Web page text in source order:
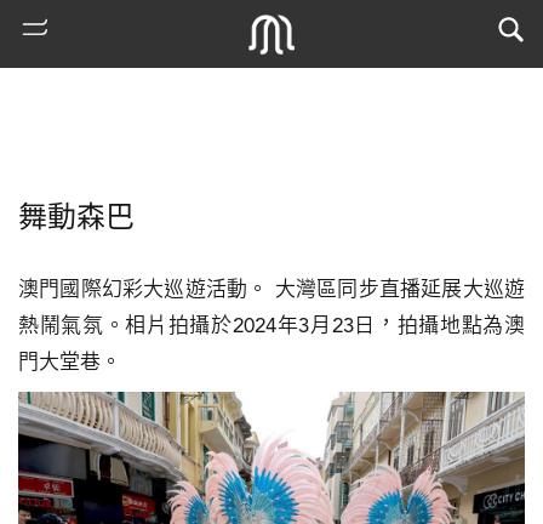
門
搜
索
古
舞動森巴
澳門國際幻彩大巡遊活動。 大灣區同步直播延展大巡遊
熱鬧氣氛。相片拍攝於2024年3月23日，拍攝地點為澳
門大堂巷。